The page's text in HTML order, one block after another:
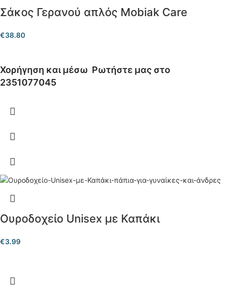
Σάκος Γερανού απλός Mobiak Care
€38.80
Χορήγηση και μέσω Ρωτήστε μας στο
2351077045
Ουροδοχείο Unisex με Καπάκι
€3.99